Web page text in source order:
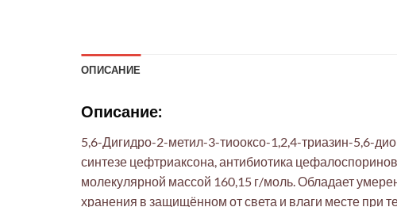
ОПИСАНИЕ
Описание:
5,6-Дигидро-2-метил-3-тиооксо-1,2,4-триазин-5,6-
синтезе цефтриаксона, антибиотика
молекулярной массой 160,15 г/моль. Обладает
хранения в защищённом от света и влаги месте при